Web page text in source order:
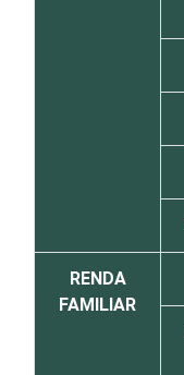
RENDA
FAMILIAR